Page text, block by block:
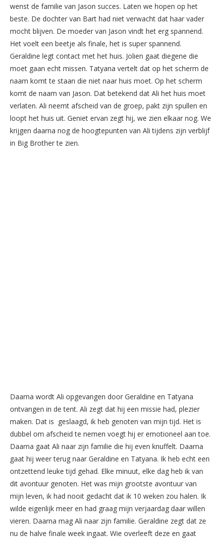
wenst de familie van Jason succes. Laten we hopen op het
beste. De dochter van Bart had niet verwacht dat haar vader
mocht blijven. De moeder van Jason vindt het erg spannend.
Het voelt een beetje als finale, het is super spannend.
Geraldine legt contact met het huis. Jolien gaat diegene die
moet gaan echt missen. Tatyana vertelt dat op het scherm de
naam komt te staan die niet naar huis moet. Op het scherm
komt de naam van Jason. Dat betekend dat Ali het huis moet
verlaten. Ali neemt afscheid van de groep, pakt zijn spullen en
loopt het huis uit. Geniet ervan zegt hij, we zien elkaar nog. We
krijgen daarna nog de hoogtepunten van Ali tijdens zijn verblijf
in Big Brother te zien.
Daarna wordt Ali opgevangen door Geraldine en Tatyana
ontvangen in de tent. Ali zegt dat hij een missie had, plezier
maken. Dat is geslaagd, ik heb genoten van mijn tijd. Het is
dubbel om afscheid te nemen voegt hij er emotioneel aan toe.
Daarna gaat Ali naar zijn familie die hij even knuffelt. Daarna
gaat hij weer terug naar Geraldine en Tatyana. Ik heb echt een
ontzettend leuke tijd gehad. Elke minuut, elke dag heb ik van
dit avontuur genoten. Het was mijn grootste avontuur van
mijn leven, ik had nooit gedacht dat ik 10 weken zou halen. Ik
wilde eigenlijk meer en had graag mijn verjaardag daar willen
vieren. Daarna mag Ali naar zijn familie. Geraldine zegt dat ze
nu de halve finale week ingaat. Wie overleeft deze en gaat